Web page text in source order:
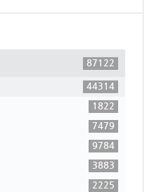
87122
44314
1822
7479
9784
3883
2225